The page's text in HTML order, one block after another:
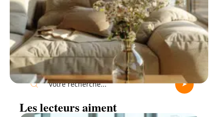
Recherche
Les lecteurs aiment